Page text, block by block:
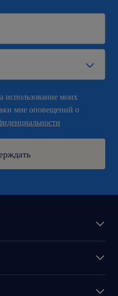
использование моих
мне оповещений о